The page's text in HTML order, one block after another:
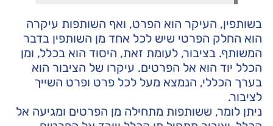
בשותפין, העיקר הוא הפרט, ואף השותפות עיקרה
הוא החלק הפרטי שיש לכל אחד מן השותפין בדבר
המשותף. בציבור, לעומת זאת, היסוד הוא בכלל, ומן
הכלל יוד הוא אל הפרטים. עיקרו של הציבור הוא
בערך הכללי, הנמצא מעל לכל פרט ופרט השייך
לציבור.
ניתן לומר, ששותפות מתחילה מן הפרטים ומגיעה אל